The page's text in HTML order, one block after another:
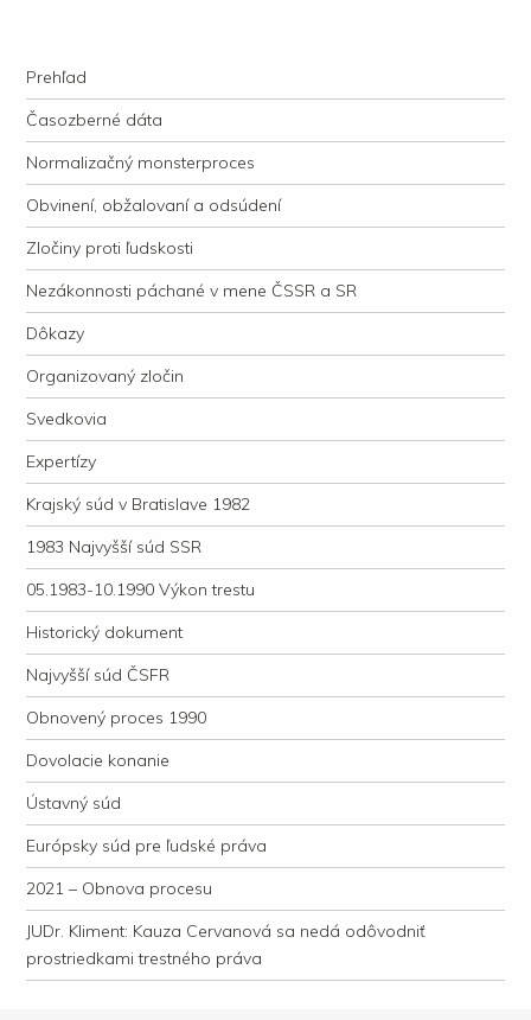
justície
Navigation
Skip to content
Prehľad
Časozberné dáta
Normalizačný monsterproces
Obvinení, obžalovaní a odsúdení
Zločiny proti ľudskosti
Nezákonnosti páchané v mene ČSSR a SR
Dôkazy
Organizovaný zločin
Svedkovia
Expertízy
Krajský súd v Bratislave 1982
1983 Najvyšší súd SSR
05.1983-10.1990 Výkon trestu
Historický dokument
Najvyšší súd ČSFR
Obnovený proces 1990
Dovolacie konanie
Ústavný súd
Európsky súd pre ľudské práva
2021 – Obnova procesu
JUDr. Kliment: Kauza Cervanová sa nedá odôvodniť
prostriedkami trestného práva